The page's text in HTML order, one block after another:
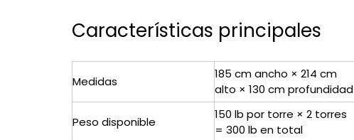
Características principales
Medidas
185 cm ancho × 214 cm
alto × 130 cm profundidad
Peso disponible
150 lb por torre × 2 torres
= 300 lb en total